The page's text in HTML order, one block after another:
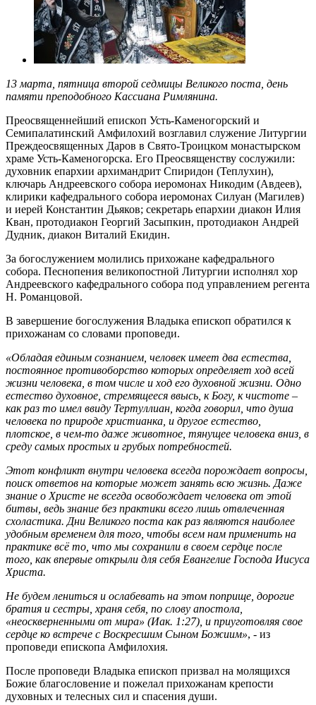
13 марта, пятница второй седмицы Великого поста, день
памяти преподобного Кассиана Римлянина.
Преосвященнейший епископ Усть-Каменогорский и
Семипалатинский Амфилохий возглавил служение Литургии
Преждеосвященных Даров в Свято-Троицком монастырском
храме Усть-Каменогорска. Его Преосвященству сослужили:
духовник епархии архимандрит Спиридон (Теплухин),
ключарь Андреевского собора иеромонах Никодим (Авдеев),
клирики кафедрального собора иеромонах Силуан (Магилев)
и иерей Константин Дьяков; секретарь епархии диакон Илия
Кван, протодиакон Георгий Засыпкин, протодиакон Андрей
Дудник, диакон Виталий Екидин.
За богослужением молились прихожане кафедрального
собора. Песнопения великопостной Литургии исполнял хор
Андреевского кафедрального собора под управлением регента
Н. Романцовой.
В завершение богослужения Владыка епископ обратился к
прихожанам со словами проповеди.
«Обладая единым сознанием, человек имеет два естества,
постоянное противоборство которых определяет ход всей
жизни человека, в том числе и ход его духовной жизни. Одно
естество духовное, стремящееся ввысь, к Богу, к чистоте –
как раз то имел ввиду Тертуллиан, когда говорил, что душа
человека по природе христианка, и другое естество,
плотское, в чем-то даже животное, тянущее человека вниз, в
среду самых простых и грубых потребностей.
Этот конфликт внутри человека всегда порождает вопросы,
поиск ответов на которые может занять всю жизнь. Даже
знание о Христе не всегда освобождает человека от этой
битвы, ведь знание без практики всего лишь отвлеченная
схоластика. Дни Великого поста как раз являются наиболее
удобным временем для того, чтобы всем нам применить на
практике всё то, что мы сохранили в своем сердце после
того, как впервые открыли для себя Евангелие Господа Иисуса
Христа.
Не будем лениться и ослабевать на этом поприще, дорогие
братия и сестры, храня себя, по слову апостола,
«неоскверненными от мира» (Иак. 1:27), и приуготовляя свое
сердце ко встрече с Воскресшим Сыном Божиим», - из
проповеди епископа Амфилохия.
После проповеди Владыка епископ призвал на молящихся
Божие благословение и пожелал прихожанам крепости
духовных и телесных сил и спасения души.